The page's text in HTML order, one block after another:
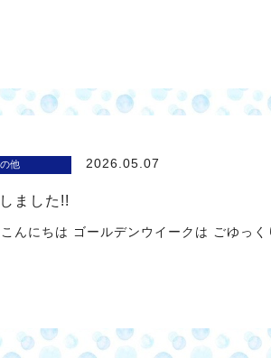
他 2026.05.07
ました!!
んにちは ゴールデンウイークは ごゆっ